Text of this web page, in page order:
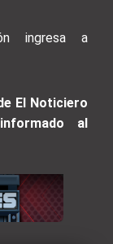
ingresa a
El Noticiero
al